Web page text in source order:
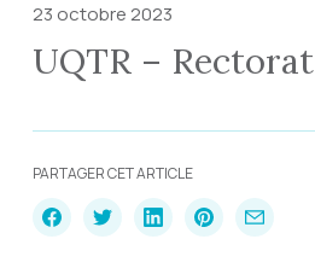
23 octobre 2023
UQTR – Rectorat
PARTAGER CET ARTICLE